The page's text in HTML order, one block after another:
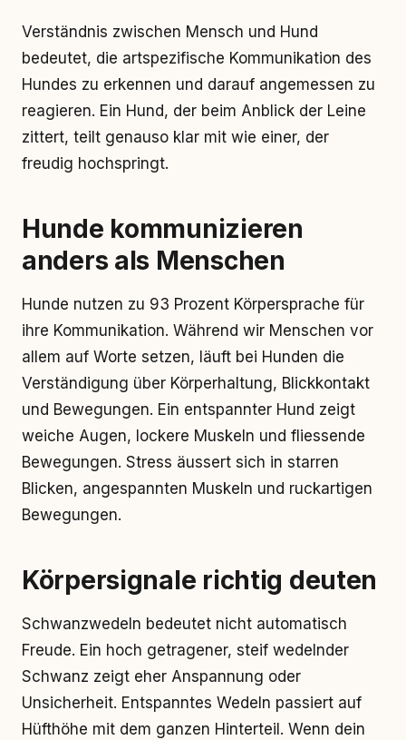
Verständnis zwischen Mensch und Hund
bedeutet, die artspezifische Kommunikation des
Hundes zu erkennen und darauf angemessen zu
reagieren. Ein Hund, der beim Anblick der Leine
zittert, teilt genauso klar mit wie einer, der
freudig hochspringt.
Hunde kommunizieren
anders als Menschen
Hunde nutzen zu 93 Prozent Körpersprache für
ihre Kommunikation. Während wir Menschen vor
allem auf Worte setzen, läuft bei Hunden die
Verständigung über Körperhaltung, Blickkontakt
und Bewegungen. Ein entspannter Hund zeigt
weiche Augen, lockere Muskeln und fliessende
Bewegungen. Stress äussert sich in starren
Blicken, angespannten Muskeln und ruckartigen
Bewegungen.
Körpersignale richtig deuten
Schwanzwedeln bedeutet nicht automatisch
Freude. Ein hoch getragener, steif wedelnder
Schwanz zeigt eher Anspannung oder
Unsicherheit. Entspanntes Wedeln passiert auf
Hüfthöhe mit dem ganzen Hinterteil. Wenn dein